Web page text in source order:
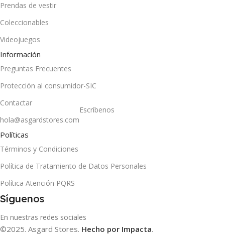
Prendas de vestir
Coleccionables
Videojuegos
Información
Preguntas Frecuentes
Protección al consumidor-SIC
Contactar
hola@asgardstores.com
Escríbenos
Políticas
Términos y Condiciones
Política de Tratamiento de Datos Personales
Política Atención PQRS
Síguenos
En nuestras redes sociales
©2025. Asgard Stores. Hecho por Impacta.